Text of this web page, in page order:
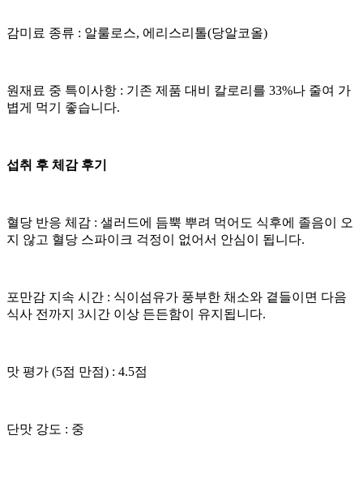
​감미료 종류 : 알룰로스, 에리스리톨(당알코올)
​원재료 중 특이사항 : 기존 제품 대비 칼로리를 33%나 줄여 가
볍게 먹기 좋습니다.
섭취 후 체감 후기
​혈당 반응 체감 : 샐러드에 듬뿍 뿌려 먹어도 식후에 졸음이 오
지 않고 혈당 스파이크 걱정이 없어서 안심이 됩니다.
​포만감 지속 시간 : 식이섬유가 풍부한 채소와 곁들이면 다음
식사 전까지 3시간 이상 든든함이 유지됩니다.
​맛 평가 (5점 만점) : 4.5점
​단맛 강도 : 중